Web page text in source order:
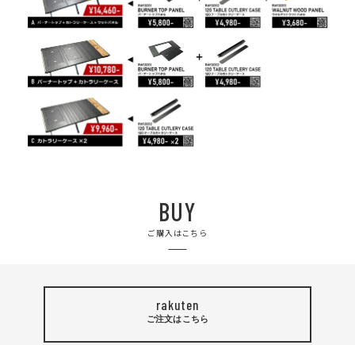
BUY
ご購入はこちら
rakuten
ご注文はこちら